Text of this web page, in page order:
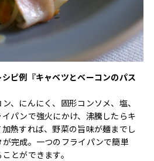
ピ例『キャベツとベーコンのパス
、にんにく、固形コンソメ、塩、
パンで強火にかけ、沸騰したらキ
熱すれば、野菜の旨味が麺までし
完成。一つのフライパンで簡単
とができます。